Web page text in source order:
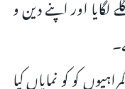
کو کو نمایاں کیا